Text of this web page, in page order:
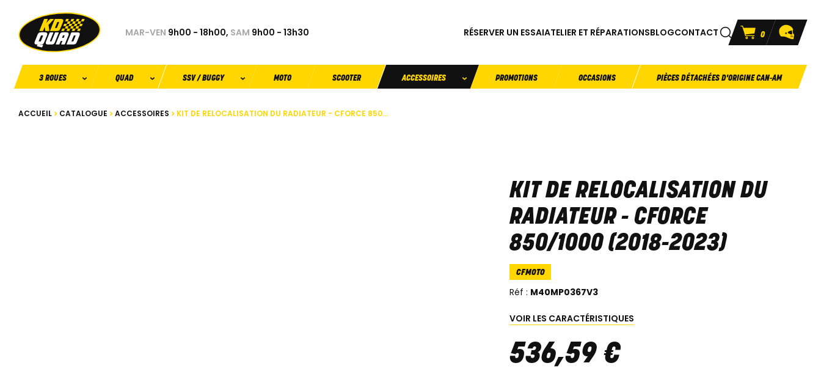
MAR-VEN 9h00 - 18h00, SAM 9h00 - 13h30 RÉSERVER UN ESSAIATELIER ET RÉPARATIONSBLOGCONTACT 0
3 ROUES QUAD SSV / BUGGY MOTO SCOOTER ACCESSOIRES PROMOTIONS OCCASIONS PIÈCES DÉTACHÉES D'ORIGINE CAN-AM
ACCUEIL CATALOGUE ACCESSOIRES KIT DE RELOCALISATION DU RADIATEUR - CFORCE 850...
KIT DE RELOCALISATION DU
RADIATEUR - CFORCE
850/1000 (2018-2023)
CFMOTO
Réf : M40MP0367V3
VOIR LES CARACTÉRISTIQUES
536,59 €